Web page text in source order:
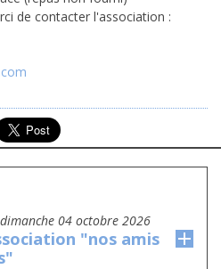
de contacter l'association :
dimanche 04 octobre 2026
"nos amis